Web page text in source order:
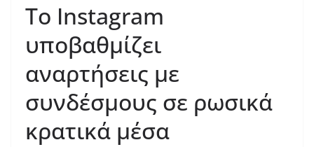
Το Instagram
υποβαθμίζει
αναρτήσεις με
συνδέσμους σε ρωσικά
κρατικά μέσα